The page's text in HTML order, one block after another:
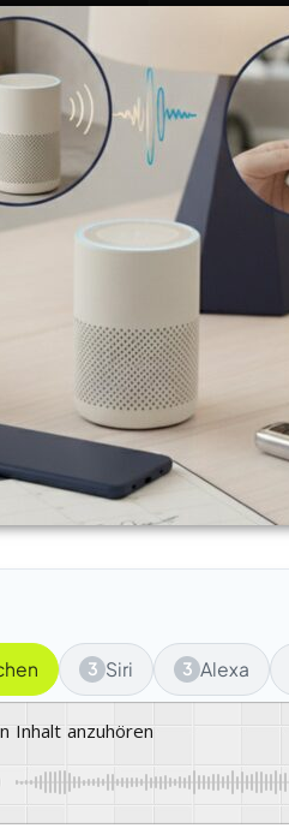
3 Siri 3 Alexa
Inhalt anzuhören